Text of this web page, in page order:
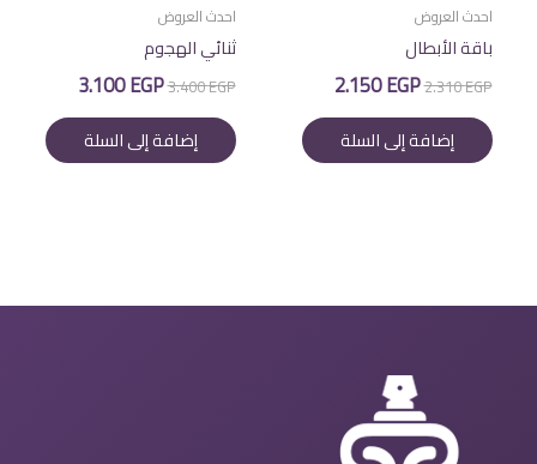
احدث العروض
باقة الأبطال
2.310EGP السعر
الأصلي
هو:
2.310 EGP.
2.150EGP
هو:
2.150 EGP. إضافة إلى السلة
احدث العروض
ثنائي الهجوم
3.400EGP السعر
الأصلي
هو:
3.400 EGP.
3.100EGP
هو:
3.100 EGP. إضافة إلى السلة